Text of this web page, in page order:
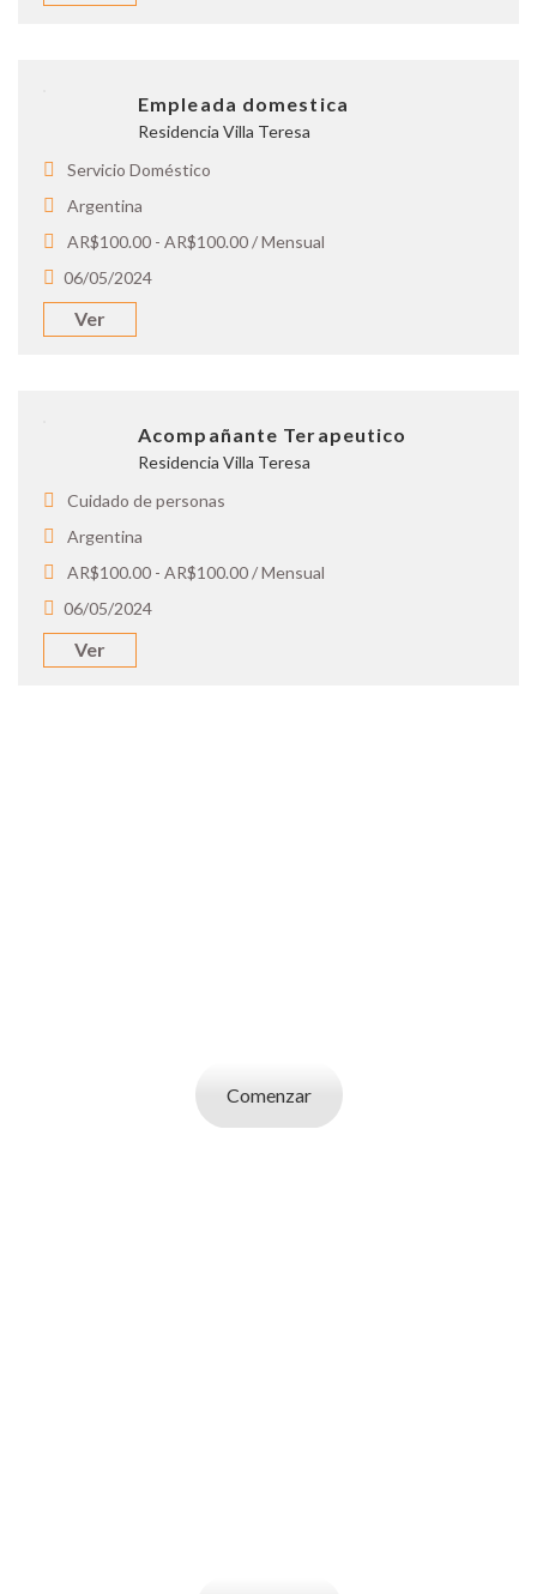
Empleada domestica
Residencia Villa Teresa
Servicio Doméstico
Argentina
AR$100.00 - AR$100.00 / Mensual
06/05/2024
Ver
Acompañante Terapeutico
Residencia Villa Teresa
Cuidado de personas
Argentina
AR$100.00 - AR$100.00 / Mensual
06/05/2024
Ver
Comenzar